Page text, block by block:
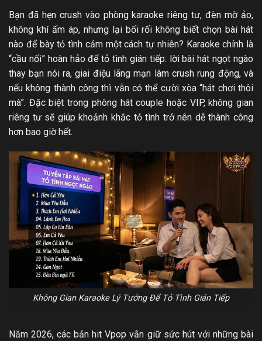
Bạn đã hẹn crush vào phòng karaoke riêng tư, đèn mờ ảo,
không khí ấm áp, nhưng lại bối rối không biết chọn bài hát
nào để bày tỏ tình cảm một cách tự nhiên? Karaoke chính là
“cầu nối” hoàn hảo để tỏ tình gián tiếp: lời bài hát ngọt ngào
thay bạn nói ra, giai điệu lãng mạn làm crush rung động, và
nếu không thành công thì vẫn có thể cười xòa “hát chơi thôi
mà”. Đặc biệt trong phòng hát couple hoặc VIP, không gian
riêng tư sẽ giúp khoảnh khắc tỏ tình trở nên dễ thành công
hơn bao giờ hết.
Không Gian Karaoke Lý Tưởng Để Tỏ Tình Gián Tiếp
Năm 2026, các bản hit Vpop vẫn giữ sức hút với những bài